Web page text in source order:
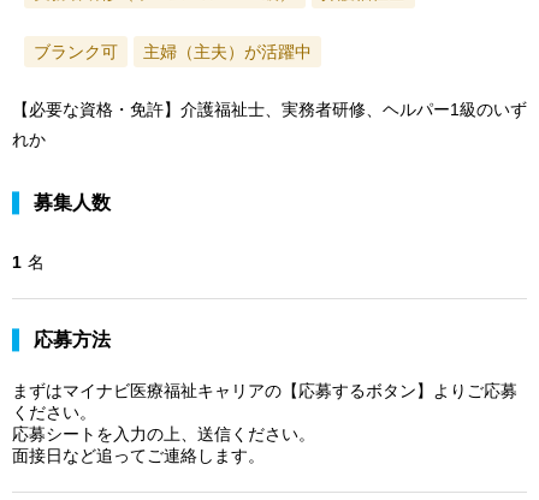
ブランク可 主婦（主夫）が活躍中
【必要な資格・免許】介護福祉士、実務者研修、ヘルパー1級のいず
れか
募集人数
1 名
応募方法
まずはマイナビ医療福祉キャリアの【応募するボタン】よりご応募
ください。
応募シートを入力の上、送信ください。
面接日など追ってご連絡します。